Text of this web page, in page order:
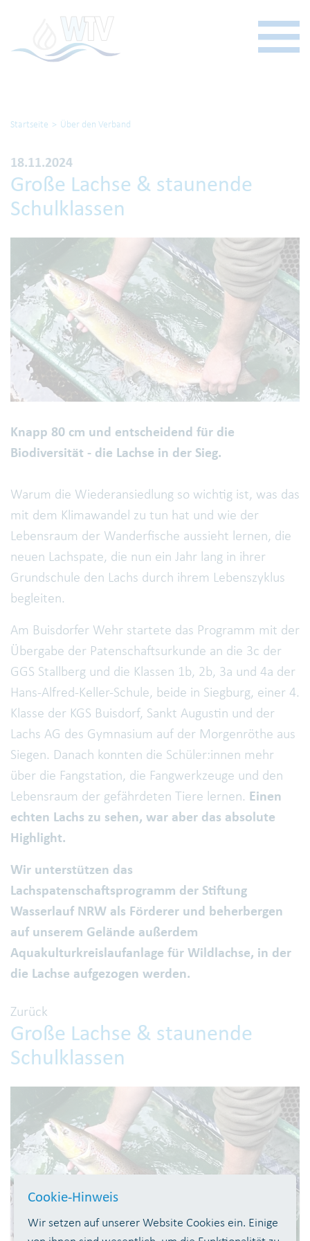
Startseite Über den Verband
18.11.2024
Große Lachse & staunende
Schulklassen
Knapp 80 cm und entscheidend für die
Biodiversität - die Lachse in der Sieg.
Warum die Wiederansiedlung so wichtig ist, was das
mit dem Klimawandel zu tun hat und wie der
Lebensraum der Wanderfische aussieht lernen, die
neuen Lachspate, die nun ein Jahr lang in ihrer
Grundschule den Lachs durch ihrem Lebenszyklus
begleiten.
Am Buisdorfer Wehr startete das Programm mit der
Übergabe der Patenschaftsurkunde an die 3c der
GGS Stallberg und die Klassen 1b, 2b, 3a und 4a der
Hans-Alfred-Keller-Schule, beide in Siegburg, einer 4.
Klasse der KGS Buisdorf, Sankt Augustin und der
Lachs AG des Gymnasium auf der Morgenröthe aus
Siegen. Danach konnten die Schüler:innen mehr
über die Fangstation, die Fangwerkzeuge und den
Lebensraum der gefährdeten Tiere lernen. Einen
echten Lachs zu sehen, war aber das absolute
Highlight.
Wir unterstützen das
Lachspatenschaftsprogramm der Stiftung
Wasserlauf NRW als Förderer und beherbergen
auf unserem Gelände außerdem
Aquakulturkreislaufanlage für Wildlachse, in der
die Lachse aufgezogen werden.
Zurück
Große Lachse & staunende
Schulklassen
Cookie-Hinweis
Wir setzen auf unserer Website Cookies ein. Einige